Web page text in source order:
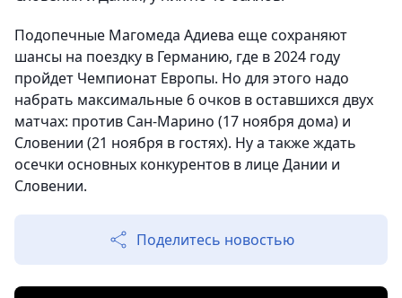
Подопечные Магомеда Адиева еще сохраняют
шансы на поездку в Германию, где в 2024 году
пройдет Чемпионат Европы. Но для этого надо
набрать максимальные 6 очков в оставшихся двух
матчах: против Сан-Марино (17 ноября дома) и
Словении (21 ноября в гостях). Ну а также ждать
осечки основных конкурентов в лице Дании и
Словении.
Поделитесь новостью